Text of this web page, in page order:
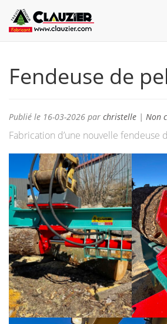
Fendeuse de
Publié le 16-03-2026 par christelle | Non
Fabrication d’une nouvelle fendeuse